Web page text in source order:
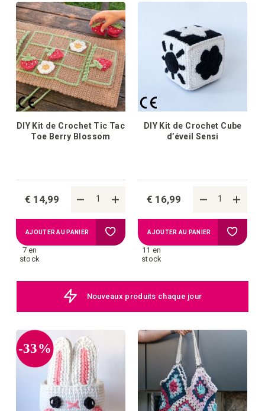
la
liste
d'achats
DIY Kit de Crochet Tic Tac
Toe Berry Blossom
€ 14,99
7 en
stock
AJOUTER AU PANIER Ajouter
liste
d'achats
DIY Kit de Crochet Cube
d’éveil Sensi
€ 16,99
11 en
stock
AJOUTER AU PANIER Ajouter
liste
Nouveaux produits chaque jour
-33%